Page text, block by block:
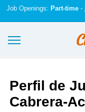
Job Openings: Part-time-
Registrarse
Perfil de
Cabrera-